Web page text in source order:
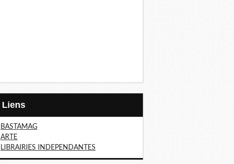
Liens
BASTAMAG
ARTE
LIBRAIRIES INDEPENDANTES